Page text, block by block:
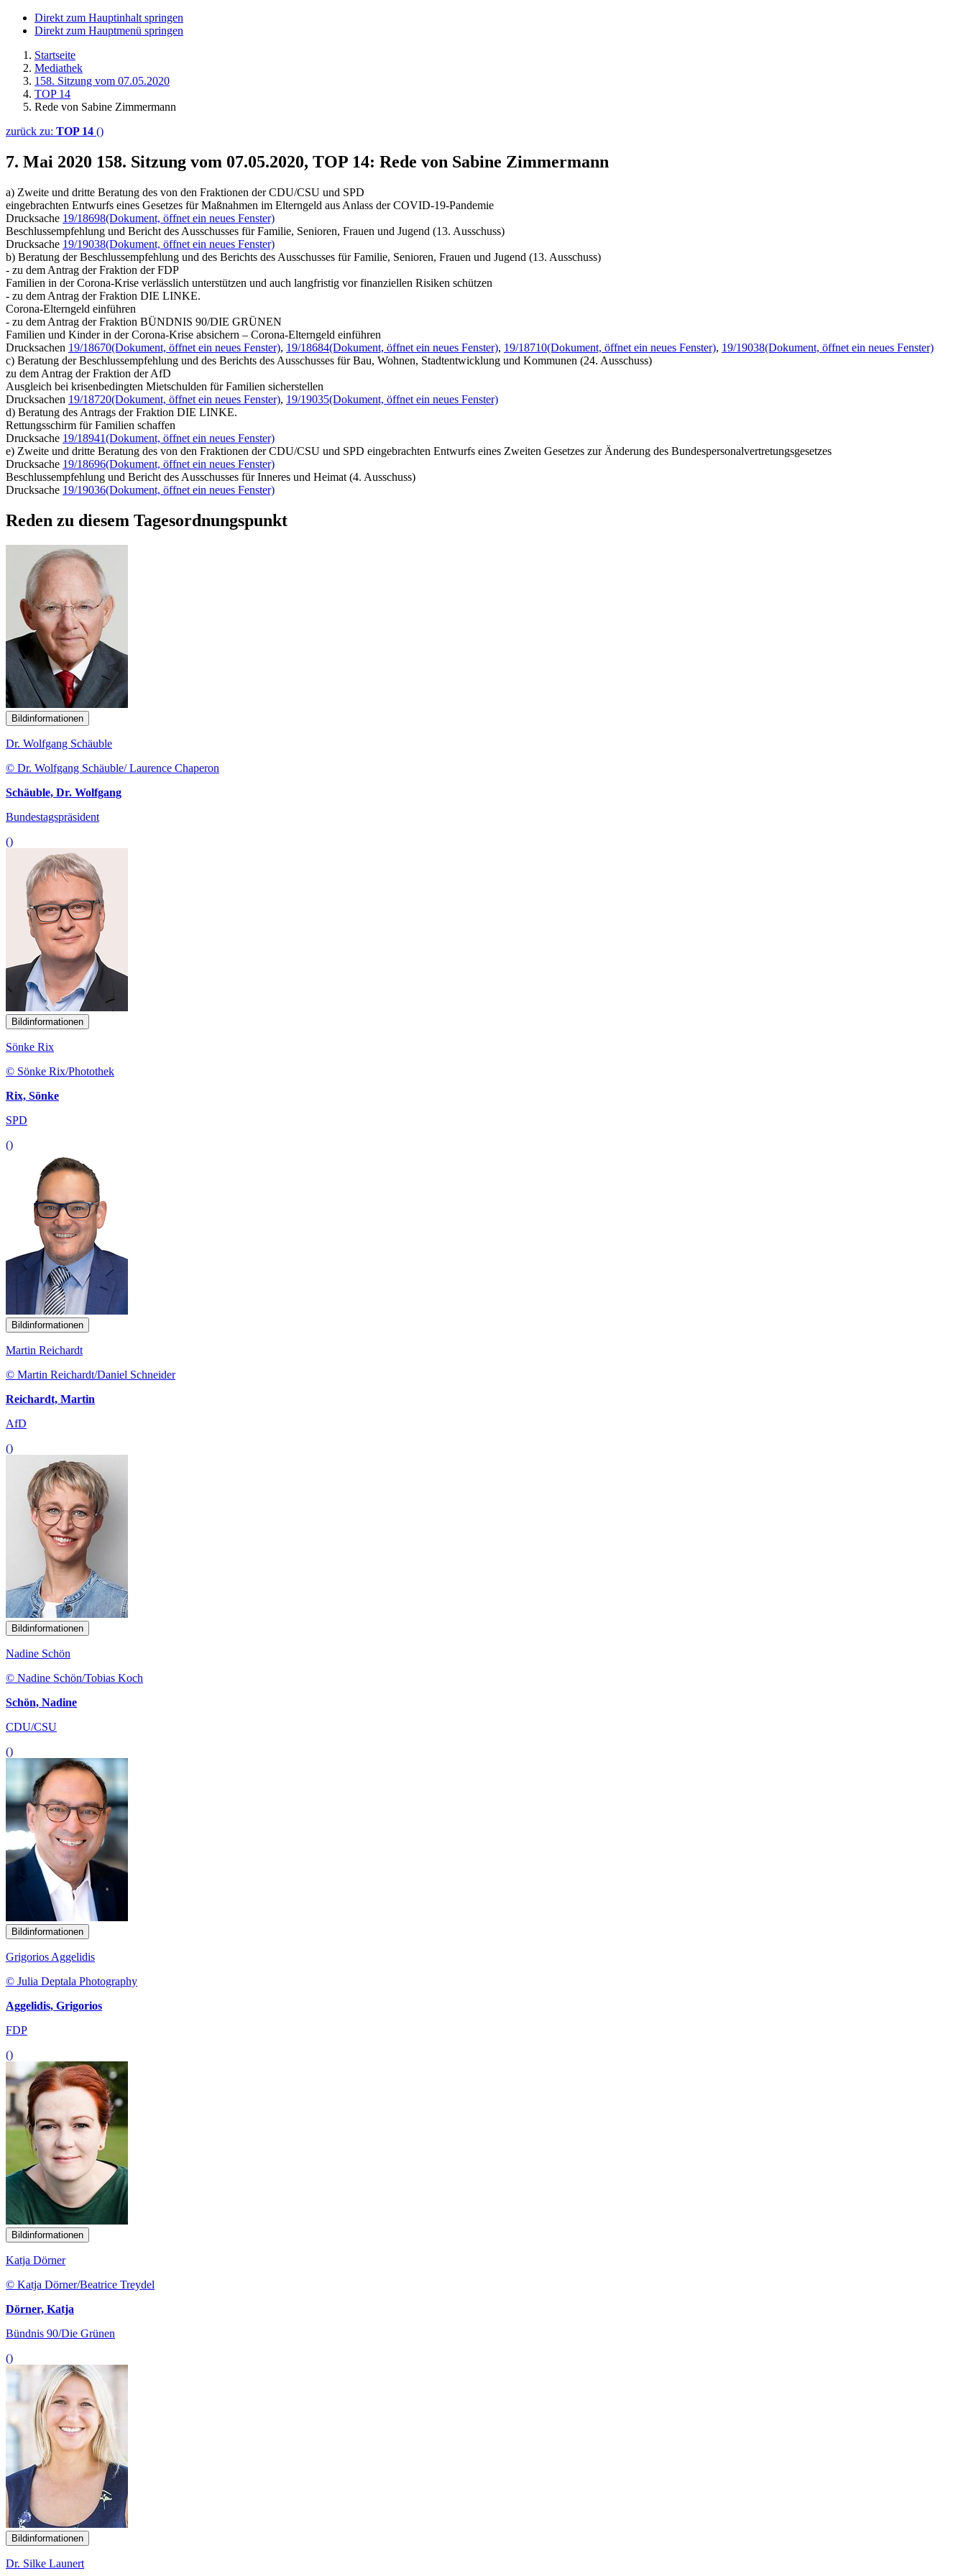
Direkt zum Hauptinhalt springen
Direkt zum Hauptmenü springen
Startseite
Mediathek
158. Sitzung vom 07.05.2020
TOP 14
Rede von Sabine Zimmermann
zurück zu: TOP 14 ()
7. Mai 2020 158. Sitzung vom 07.05.2020, TOP 14: Rede von Sabine Zimmermann
a) Zweite und dritte Beratung des von den Fraktionen der CDU/CSU und SPD
eingebrachten Entwurfs eines Gesetzes für Maßnahmen im Elterngeld aus Anlass der COVID-19-Pandemie
Drucksache 19/18698(Dokument, öffnet ein neues Fenster)
Beschlussempfehlung und Bericht des Ausschusses für Familie, Senioren, Frauen und Jugend (13. Ausschuss)
Drucksache 19/19038(Dokument, öffnet ein neues Fenster)
b) Beratung der Beschlussempfehlung und des Berichts des Ausschusses für Familie, Senioren, Frauen und Jugend (13. Ausschuss)
- zu dem Antrag der Fraktion der FDP
Familien in der Corona-Krise verlässlich unterstützen und auch langfristig vor finanziellen Risiken schützen
- zu dem Antrag der Fraktion DIE LINKE.
Corona-Elterngeld einführen
- zu dem Antrag der Fraktion BÜNDNIS 90/DIE GRÜNEN
Familien und Kinder in der Corona-Krise absichern – Corona-Elterngeld einführen
Drucksachen 19/18670(Dokument, öffnet ein neues Fenster), 19/18684(Dokument, öffnet ein neues Fenster), 19/18710(Dokument, öffnet ein neues Fenster), 19/19038(Dokument, öffnet ein neues Fenster)
c) Beratung der Beschlussempfehlung und des Berichts des Ausschusses für Bau, Wohnen, Stadtentwicklung und Kommunen (24. Ausschuss)
zu dem Antrag der Fraktion der AfD
Ausgleich bei krisenbedingten Mietschulden für Familien sicherstellen
Drucksachen 19/18720(Dokument, öffnet ein neues Fenster), 19/19035(Dokument, öffnet ein neues Fenster)
d) Beratung des Antrags der Fraktion DIE LINKE.
Rettungsschirm für Familien schaffen
Drucksache 19/18941(Dokument, öffnet ein neues Fenster)
e) Zweite und dritte Beratung des von den Fraktionen der CDU/CSU und SPD eingebrachten Entwurfs eines Zweiten Gesetzes zur Änderung des Bundespersonalvertretungsgesetzes
Drucksache 19/18696(Dokument, öffnet ein neues Fenster)
Beschlussempfehlung und Bericht des Ausschusses für Inneres und Heimat (4. Ausschuss)
Drucksache 19/19036(Dokument, öffnet ein neues Fenster)
Reden zu diesem Tagesordnungspunkt
Bildinformationen
Dr. Wolfgang Schäuble
© Dr. Wolfgang Schäuble/ Laurence Chaperon
Schäuble, Dr. Wolfgang
Bundestagspräsident
()
Bildinformationen
Sönke Rix
© Sönke Rix/Photothek
Rix, Sönke
SPD
()
Bildinformationen
Martin Reichardt
© Martin Reichardt/Daniel Schneider
Reichardt, Martin
AfD
()
Bildinformationen
Nadine Schön
© Nadine Schön/Tobias Koch
Schön, Nadine
CDU/CSU
()
Bildinformationen
Grigorios Aggelidis
© Julia Deptala Photography
Aggelidis, Grigorios
FDP
()
Bildinformationen
Katja Dörner
© Katja Dörner/Beatrice Treydel
Dörner, Katja
Bündnis 90/Die Grünen
()
Bildinformationen
Dr. Silke Launert